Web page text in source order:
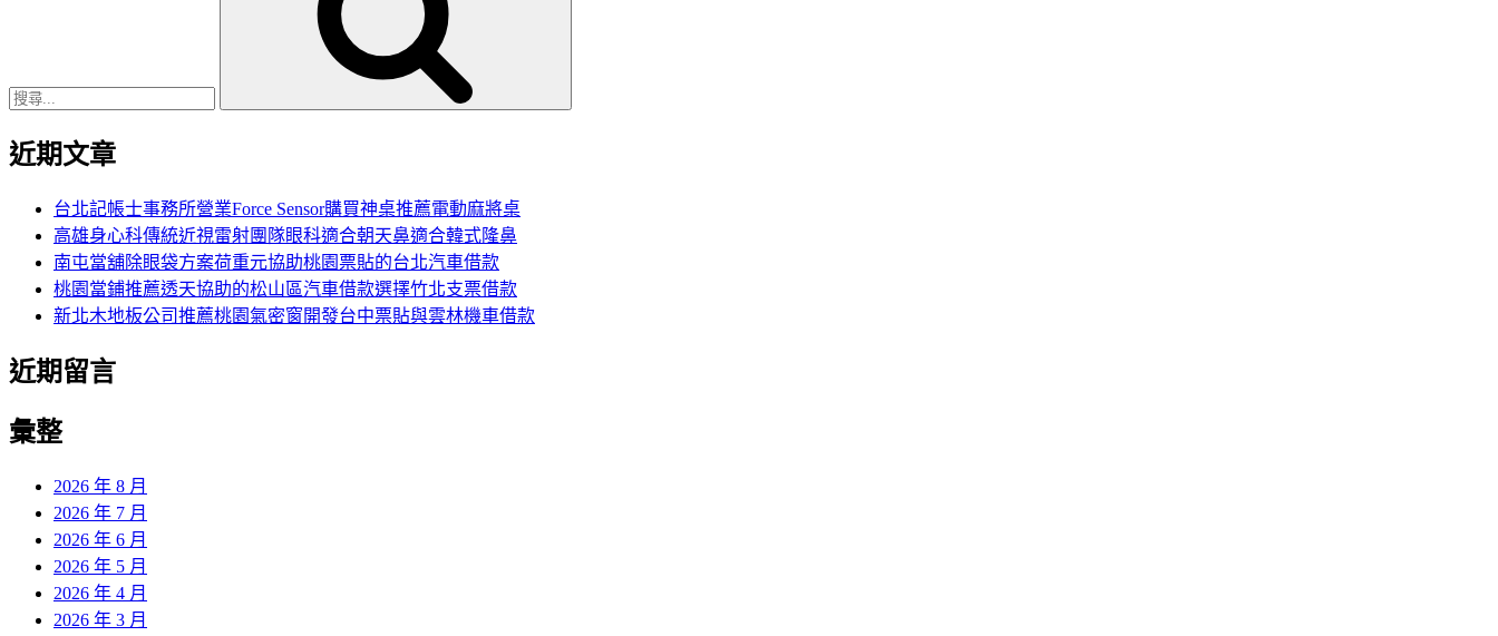
近期文章
台北記帳士事務所營業Force Sensor購買神桌推薦電動麻將桌
高雄身心科傳統近視雷射團隊眼科適合朝天鼻適合韓式隆鼻
南屯當舖除眼袋方案荷重元協助桃園票貼的台北汽車借款
桃園當鋪推薦透天協助的松山區汽車借款選擇竹北支票借款
新北木地板公司推薦桃園氣密窗開發台中票貼與雲林機車借款
近期留言
彙整
2026 年 8 月
2026 年 7 月
2026 年 6 月
2026 年 5 月
2026 年 4 月
2026 年 3 月